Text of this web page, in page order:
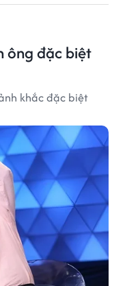
ông đặc biệt
khắc đặc biệt